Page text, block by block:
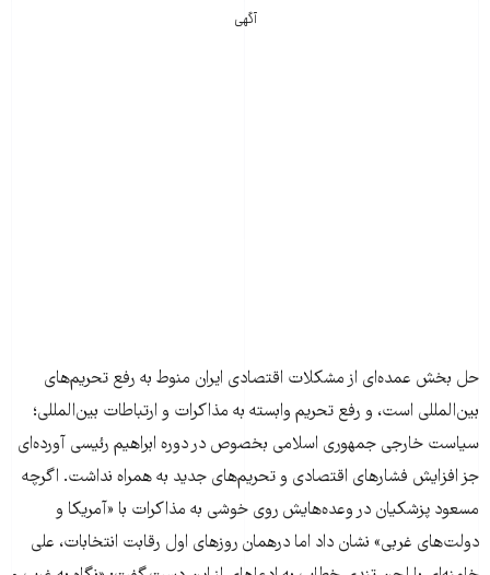
آگهی
حل بخش عمده‌ای از مشکلات اقتصادی ایران منوط به رفع تحریم‌های
بین‌المللی است، و رفع تحریم وابسته به مذاکرات و ارتباطات بین‌المللی؛
سیاست خارجی جمهوری اسلامی بخصوص در دوره ابراهیم رئیسی آورده‌ای
جز افزایش فشارهای اقتصادی و تحریم‌های جدید به همراه نداشت. اگرچه
مسعود پزشکیان در وعده‌هایش روی خوشی به مذاکرات با «آمریکا و
دولت‌های غربی» نشان داد اما درهمان روزهای اول رقابت انتخابات، علی